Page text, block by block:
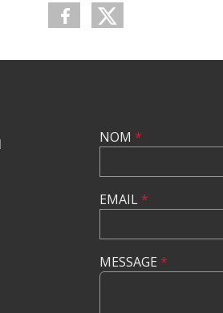
NOM *
EMAIL*
MESSAGE *